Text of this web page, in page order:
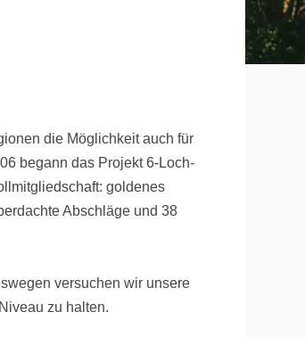
die Möglichkeit auch für
begann das Projekt 6-Loch-
goldenes
Abschläge und 38
versuchen wir unsere
zu halten.